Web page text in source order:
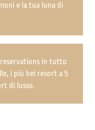
e la tua luna di
in tutto
i più bei resort a 5
di lusso.